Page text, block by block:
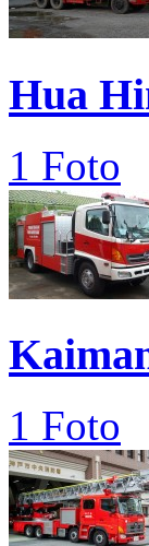
Hua
1 Foto
1 Foto